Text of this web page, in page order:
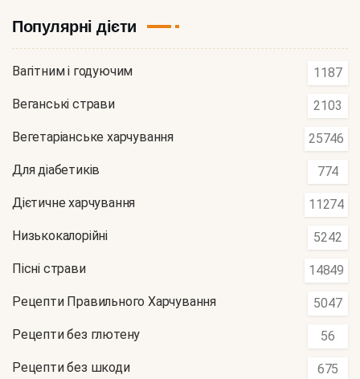
Популярні дієти
Вагітним і годуючим 1187
Веганські страви 2103
Вегетаріанське харчування 25746
Для діабетиків 774
Дієтичне харчування 11274
Низькокалорійні 5242
Пісні страви 14849
Рецепти Правильного Харчування 5047
Рецепти без глютену 56
Рецепти без шкоди 675